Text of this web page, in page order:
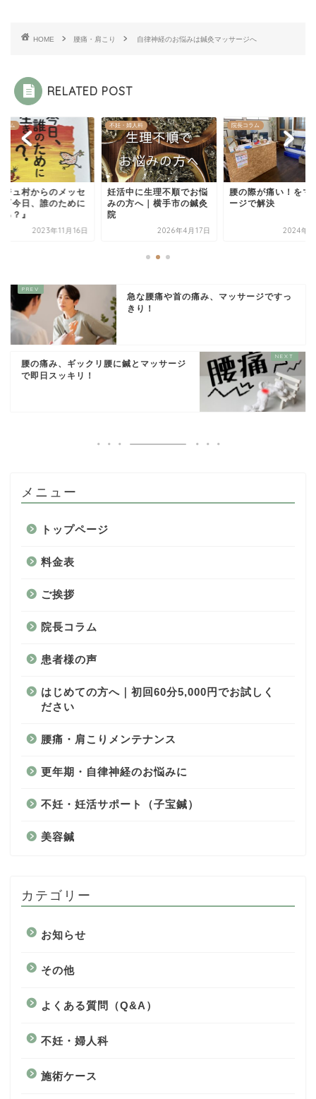
HOME 腰痛・肩こり 自律神経のお悩みは鍼灸マッサージへ
RELATED POST
ラム
ジュ村からのメッセ
『今日、誰のために
？』
2023年11月16日
不妊・婦人科
妊活中に生理不順でお悩
みの方へ｜横手市の鍼灸
院
2026年4月17日
院長コラム
腰の際が痛い！をマ
ージで解決
2024年7
急な腰痛や首の痛み、マッサージですっ
きり！
腰の痛み、ギックリ腰に鍼とマッサージ
で即日スッキリ！
メニュー
トップページ
料金表
ご挨拶
院長コラム
患者様の声
はじめての方へ｜初回60分5,000円でお試しく
ださい
腰痛・肩こりメンテナンス
更年期・自律神経のお悩みに
不妊・妊活サポート（子宝鍼）
美容鍼
カテゴリー
お知らせ
その他
よくある質問（Q&A）
不妊・婦人科
施術ケース